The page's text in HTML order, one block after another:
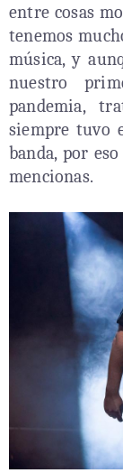
entre cosas
tenemos
música, y
nuestro
pandemia,
siempre tuvo
banda, por
mencionas.